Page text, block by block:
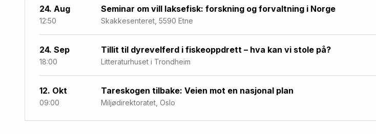
24. Aug
12:50
Seminar om vill laksefisk: forskning og forvaltning i Norge
Skakkesenteret, 5590 Etne
24. Sep
18:00
Tillit til dyrevelferd i fiskeoppdrett – hva kan vi stole på?
Litteraturhuset i Trondheim
12. Okt
09:00
Tareskogen tilbake: Veien mot en nasjonal plan
Miljødirektoratet, Oslo